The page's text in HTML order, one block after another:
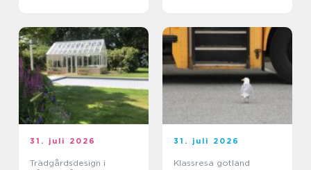
31. juli 2026
Trädgårdsdesign i
31. juli 2026
Klassresa gotland